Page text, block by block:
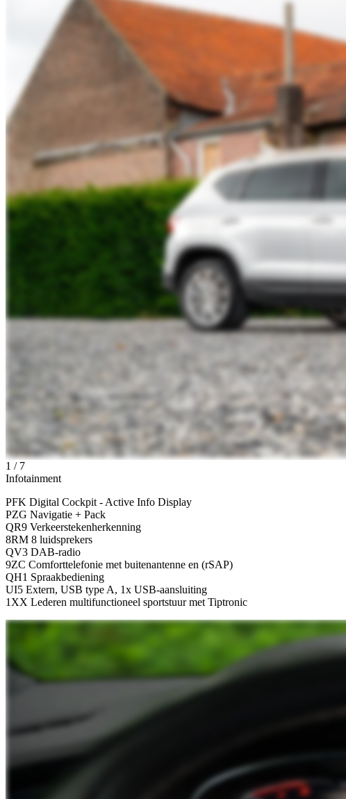
1 / 7
Infotainment
PFK Digital Cockpit - Active Info Display
PZG Navigatie + Pack
QR9 Verkeerstekenherkenning
8RM 8 luidsprekers
QV3 DAB-radio
9ZC Comforttelefonie met buitenantenne en (rSAP)
QH1 Spraakbediening
UI5 Extern, USB type A, 1x USB-aansluiting
1XX Lederen multifunctioneel sportstuur met Tiptronic